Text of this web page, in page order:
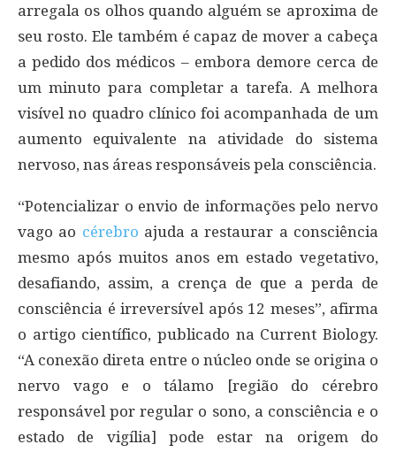
arregala os olhos quando alguém se aproxima de
seu rosto. Ele também é capaz de mover a cabeça
a pedido dos médicos – embora demore cerca de
um minuto para completar a tarefa. A melhora
visível no quadro clínico foi acompanhada de um
aumento equivalente na atividade do sistema
nervoso, nas áreas responsáveis pela consciência.
“Potencializar o envio de informações pelo nervo
vago ao cérebro ajuda a restaurar a consciência
mesmo após muitos anos em estado vegetativo,
desafiando, assim, a crença de que a perda de
consciência é irreversível após 12 meses”, afirma
o artigo científico, publicado na Current Biology.
“A conexão direta entre o núcleo onde se origina o
nervo vago e o tálamo [região do cérebro
responsável por regular o sono, a consciência e o
estado de vigília] pode estar na origem do